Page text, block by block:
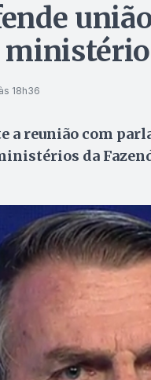
ministério
18h36
a reunião com
da